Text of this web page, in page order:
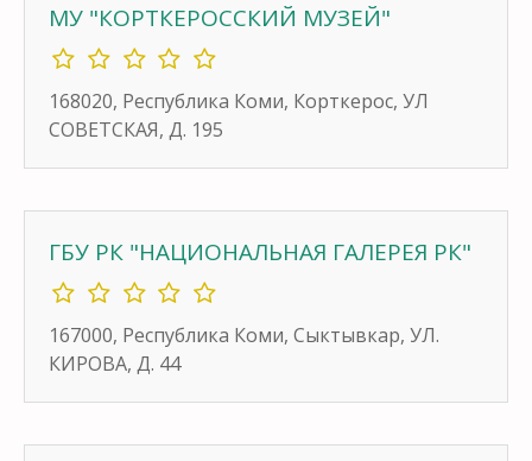
МУ "КОРТКЕРОССКИЙ МУЗЕЙ"
168020, Республика Коми, Корткерос, УЛ
СОВЕТСКАЯ, Д. 195
ГБУ РК "НАЦИОНАЛЬНАЯ ГАЛЕРЕЯ РК"
167000, Республика Коми, Сыктывкар, УЛ.
КИРОВА, Д. 44